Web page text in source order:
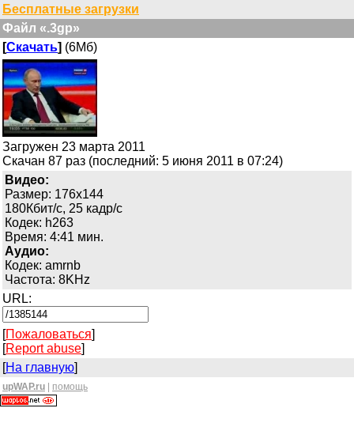
Бесплатные загрузки
Файл «.3gp»
[Скачать] (6Мб)
Загружен 23 марта 2011
Скачан 87 раз (последний: 5 июня 2011 в 07:24)
Видео:
Размер: 176x144
180Кбит/с, 25 кадр/с
Кодек: h263
Время: 4:41 мин.
Аудио:
Кодек: amrnb
Частота: 8KHz
URL:
[Пожаловаться]
[Report abuse]
[На главную]
upWAP.ru помощь